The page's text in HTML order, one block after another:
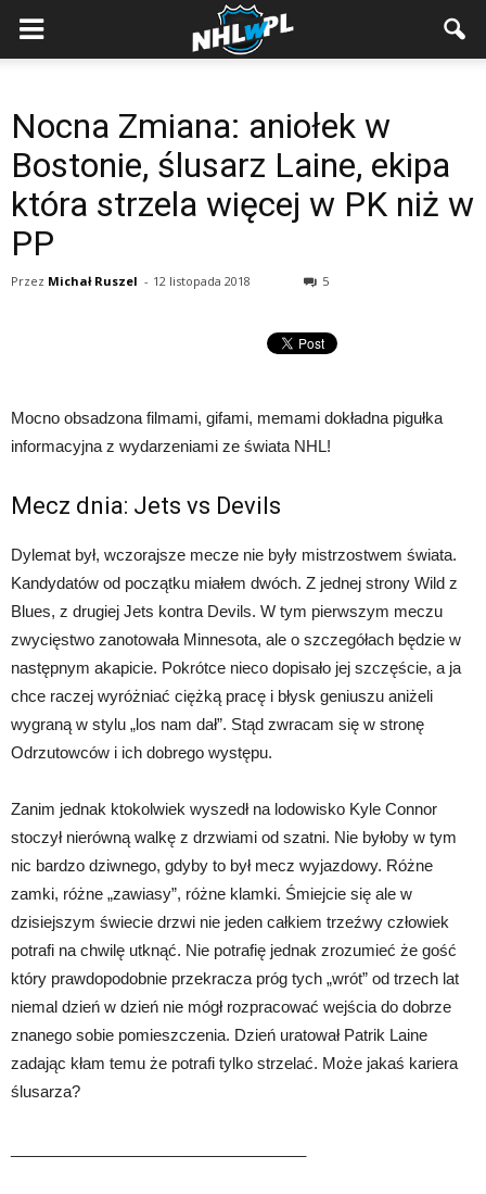
Nocna Zmiana: aniołek w
Bostonie, ślusarz Laine, ekipa
która strzela więcej w PK niż w
PP
Przez Michał Ruszel - 12 listopada 2018 5
Mocno obsadzona filmami, gifami, memami dokładna pigułka
informacyjna z wydarzeniami ze świata NHL!
Mecz dnia: Jets vs Devils
Dylemat był, wczorajsze mecze nie były mistrzostwem świata.
Kandydatów od początku miałem dwóch. Z jednej strony Wild z
Blues, z drugiej Jets kontra Devils. W tym pierwszym meczu
zwycięstwo zanotowała Minnesota, ale o szczegółach będzie w
następnym akapicie. Pokrótce nieco dopisało jej szczęście, a ja
chce raczej wyróżniać ciężką pracę i błysk geniuszu aniżeli
wygraną w stylu „los nam dał”. Stąd zwracam się w stronę
Odrzutowców i ich dobrego występu.
Zanim jednak ktokolwiek wyszedł na lodowisko Kyle Connor
stoczył nierówną walkę z drzwiami od szatni. Nie byłoby w tym
nic bardzo dziwnego, gdyby to był mecz wyjazdowy. Różne
zamki, różne „zawiasy”, różne klamki. Śmiejcie się ale w
dzisiejszym świecie drzwi nie jeden całkiem trzeźwy człowiek
potrafi na chwilę utknąć. Nie potrafię jednak zrozumieć że gość
który prawdopodobnie przekracza próg tych „wrót” od trzech lat
niemal dzień w dzień nie mógł rozpracować wejścia do dobrze
znanego sobie pomieszczenia. Dzień uratował Patrik Laine
zadając kłam temu że potrafi tylko strzelać. Może jakaś kariera
ślusarza?